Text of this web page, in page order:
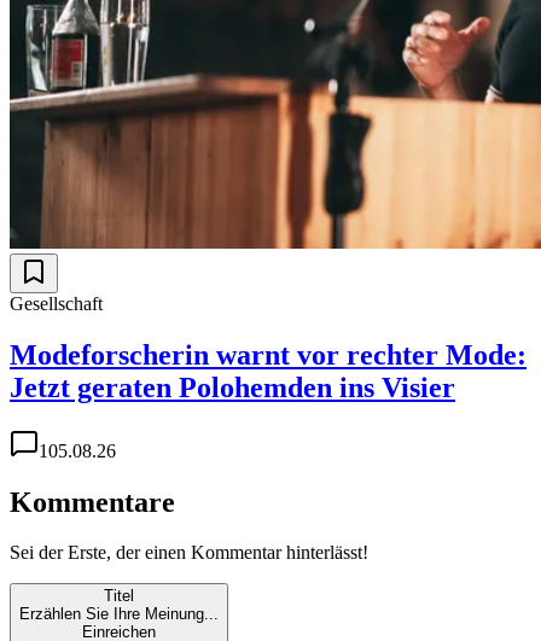
Gesellschaft
Modeforscherin warnt vor rechter Mode:
Jetzt geraten Polohemden ins Visier
105.08.26
Kommentare
Sei der Erste, der einen Kommentar hinterlässt!
Titel
Erzählen Sie Ihre Meinung...
Einreichen